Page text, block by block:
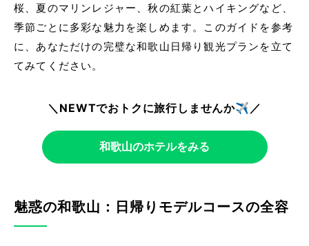
桜、夏のマリンレジャー、秋の紅葉とハイキングなど、
季節ごとに多彩な魅力を楽しめます。このガイドを参考
に、あなただけの完璧な和歌山日帰り観光プランを立て
てみてください。
＼NEWTでおトクに旅行しませんか✈️／
和歌山のホテルをみる
魅惑の和歌山：日帰りモデルコースの全容